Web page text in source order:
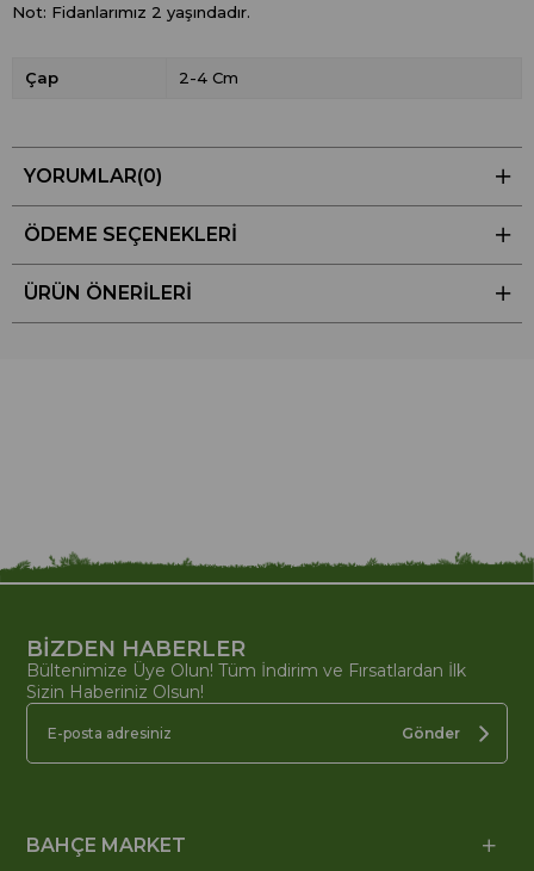
Not: Fidanlarımız 2 yaşındadır.
Çap 2-4 Cm
YORUMLAR(0)
ÖDEME SEÇENEKLERI
ÜRÜN ÖNERILERI
BİZDEN HABERLER
Bültenimize Üye Olun! Tüm İndirim ve Fırsatlardan İlk
Sizin Haberiniz Olsun!
Gönder
BAHÇE MARKET